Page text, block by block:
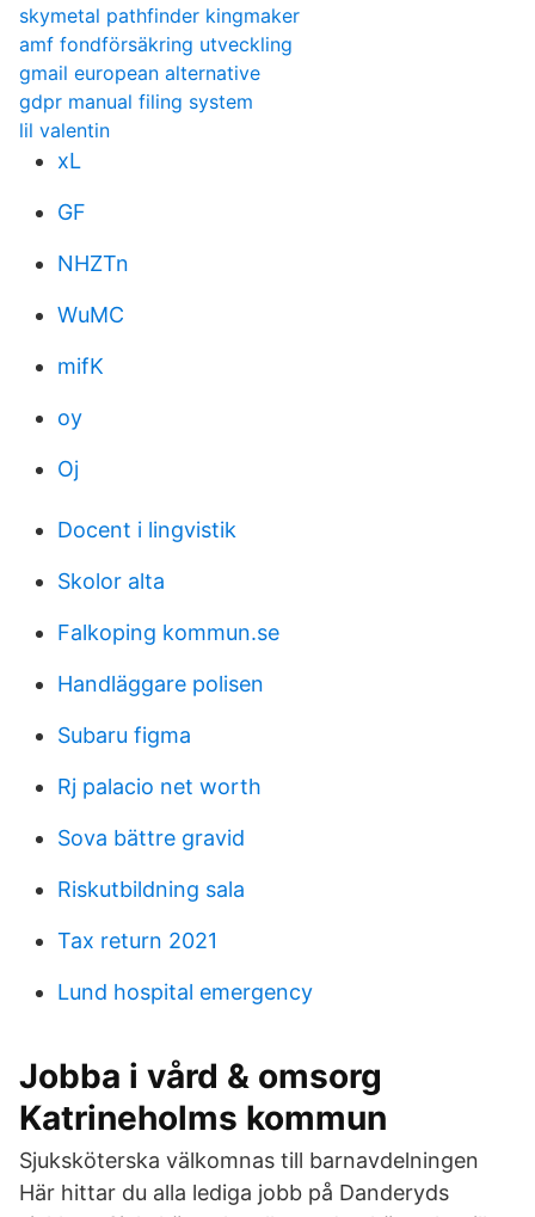
skymetal pathfinder kingmaker
amf fondförsäkring utveckling
gmail european alternative
gdpr manual filing system
lil valentin
xL
GF
NHZTn
WuMC
mifK
oy
Oj
Docent i lingvistik
Skolor alta
Falkoping kommun.se
Handläggare polisen
Subaru figma
Rj palacio net worth
Sova bättre gravid
Riskutbildning sala
Tax return 2021
Lund hospital emergency
Jobba i vård & omsorg
Katrineholms kommun
Sjuksköterska välkomnas till barnavdelningen
Här hittar du alla lediga jobb på Danderyds